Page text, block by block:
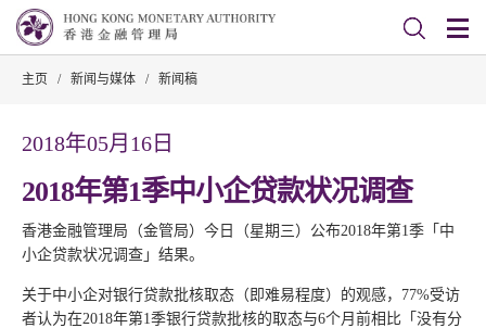
主页 / 新闻与媒体 / 新闻稿
2018年05月16日
2018年第1季中小企贷款状况调查
香港金融管理局（金管局）今日（星期三）公布2018年第1季「中
小企贷款状况调查」结果。
关于中小企对银行贷款批核取态（即难易程度）的观感，77%受访
者认为在2018年第1季银行贷款批核的取态与6个月前相比「没有分